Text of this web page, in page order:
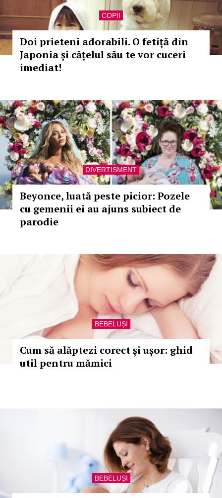
COPII
Doi prieteni adorabili. O fetiță din
Japonia și cățelul său te vor cuceri
imediat!
DIVERTISMENT
Beyonce, luată peste picior: Pozele
cu gemenii ei au ajuns subiect de
parodie
BEBELUȘI
Cum să alăptezi corect și ușor: ghid
util pentru mămici
BEBELUȘI